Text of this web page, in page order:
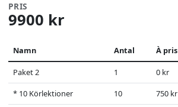
PRIS
9900 kr
Namn Antal À pris
Paket 2 1 0 kr
* 10 Körlektioner
10 750 kr